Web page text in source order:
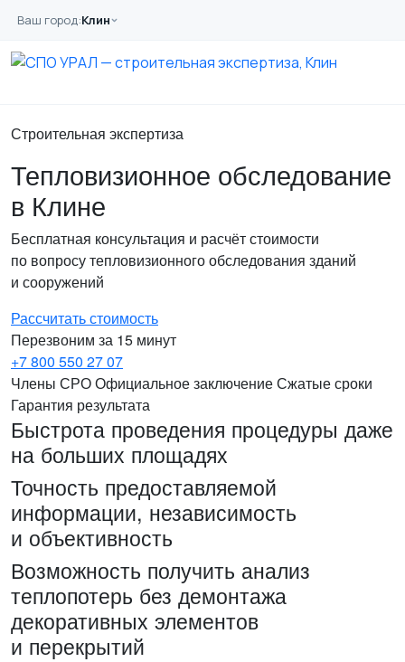
Ваш город:Клин
Главная
Услуги
Обследование
Строительная экспертиза
Тепловизионное обследование
в Клине
Бесплатная консультация и расчёт стоимости
по вопросу тепловизионного обследования зданий
и сооружений
Рассчитать стоимость
Перезвоним за 15 минут
+7 800 550 27 07
Члены СРООфициальное заключениеСжатые сроки
Гарантия результата
Быстрота проведения процедуры даже
на больших площадях
Точность предоставляемой
информации, независимость
и объективность
Возможность получить анализ
теплопотерь без демонтажа
декоративных элементов
и перекрытий